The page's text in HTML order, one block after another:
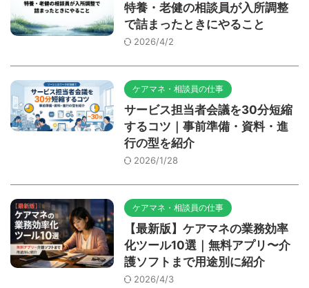
特養・老健の相談員が入所調整
で詰まったときにやること
2026/4/2
ケアマネ・相談員の仕事
サービス担当者会議を30分短縮
するコツ｜事前準備・資料・進
行の型を紹介
2026/1/28
ケアマネ・相談員の仕事
【最新版】ケアマネの業務効率
化ツール10選｜無料アプリ〜介
護ソフトまで用途別に紹介
2026/4/3